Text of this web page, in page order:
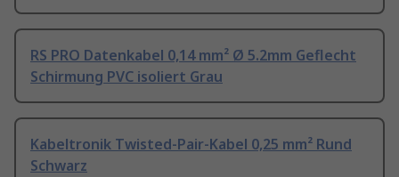
RS PRO Datenkabel 0,14 mm² Ø 5.2mm Geflecht
Schirmung PVC isoliert Grau
Kabeltronik Twisted-Pair-Kabel 0,25 mm² Rund
Schwarz